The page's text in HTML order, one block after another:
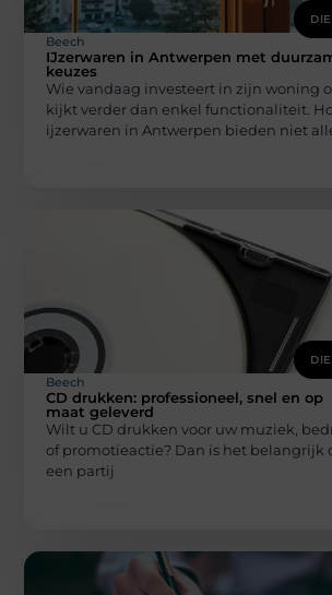
Beech
IJzerwaren in Antwerpen met
keuzes
Wie vandaag investeert in zijn woning
kijkt verder dan enkel functionaliteit.
ijzerwaren in Antwerpen bieden niet
Beech
CD drukken: professioneel, snel en op
maat geleverd
Wilt u CD drukken voor uw muziek,
of promotieactie? Dan is het belangrijk
een partij